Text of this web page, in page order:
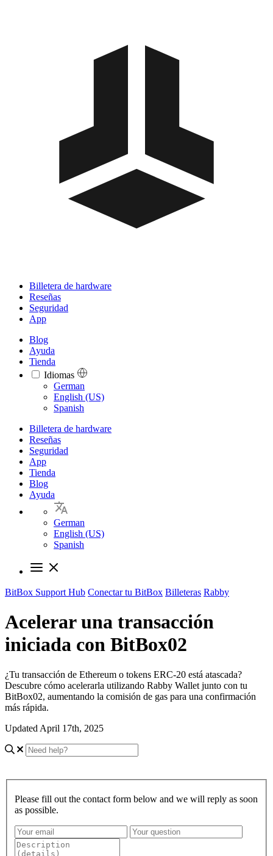
Billetera de hardware
Reseñas
Seguridad
App
Blog
Ayuda
Tienda
Idiomas
Languages
German
English (US)
Spanish
Billetera de hardware
Reseñas
Seguridad
App
Tienda
Blog
Ayuda
German
English (US)
Spanish
BitBox Support Hub Conectar tu BitBox Billeteras Rabby
Acelerar una transacción
iniciada con BitBox02
¿Tu transacción de Ethereum o tokens ERC-20 está atascada?
Descubre cómo acelerarla utilizando Rabby Wallet junto con tu
BitBox02, aumentando la comisión de gas para una confirmación
más rápida.
Updated April 17th, 2025
Please fill out the contact form below and we will reply as soon
as possible.